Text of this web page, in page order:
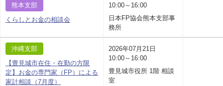
熊本支部
くらしとお金の相談会
10:00～16:00
日本FP協会熊本支部事
務所
沖縄支部
【豊見城市在住・在勤の方限
定】お金の専門家（FP）による
家計相談（7月度）
2026年07月21日
10:00～16:00
豊見城市役所 1階 相談
室